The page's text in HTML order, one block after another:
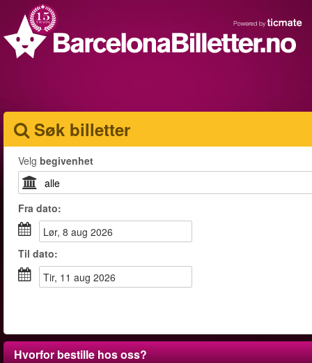
Søk billetter
Velg begivenhet
Fra dato:
lør, 8 aug 2026
Til dato:
tir, 11 aug 2026
Hvorfor bestille hos oss?